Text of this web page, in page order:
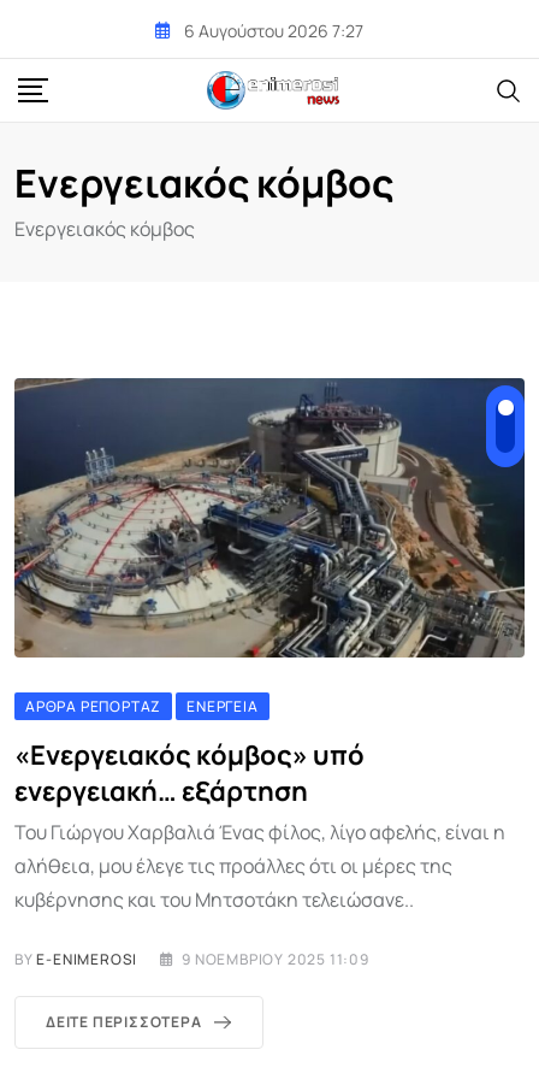
content
6 Αυγούστου 2026 7:27
Ενεργειακός κόμβος
Ενεργειακός κόμβος
ΆΡΘΡΑ ΡΕΠΟΡΤΆΖ ΕΝΈΡΓΕΙΑ
«Ενεργειακός κόμβος» υπό
ενεργειακή… εξάρτηση
Του Γιώργου Χαρβαλιά Ένας φίλος, λίγο αφελής, είναι η
αλήθεια, μου έλεγε τις προάλλες ότι οι μέρες της
κυβέρνησης και του Μητσοτάκη τελειώσανε..
BYE-ENIMEROSI 9 ΝΟΕΜΒΡΊΟΥ 2025 11:09
ΔΕΊΤΕ ΠΕΡΙΣΣΌΤΕΡΑ